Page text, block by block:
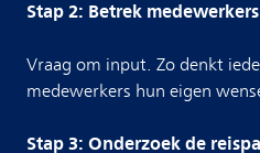
Stap 2: Betrek
Vraag om input. Zo denkt
medewerkers hun eigen
Stap 3: Onderzoek de